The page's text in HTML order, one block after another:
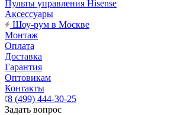
Пульты управления Hisense
Аксессуары
Шоу-рум в Москве
Монтаж
Оплата
Доставка
Гарантия
Оптовикам
Контакты
8 (499) 444-30-25
Задать вопрос